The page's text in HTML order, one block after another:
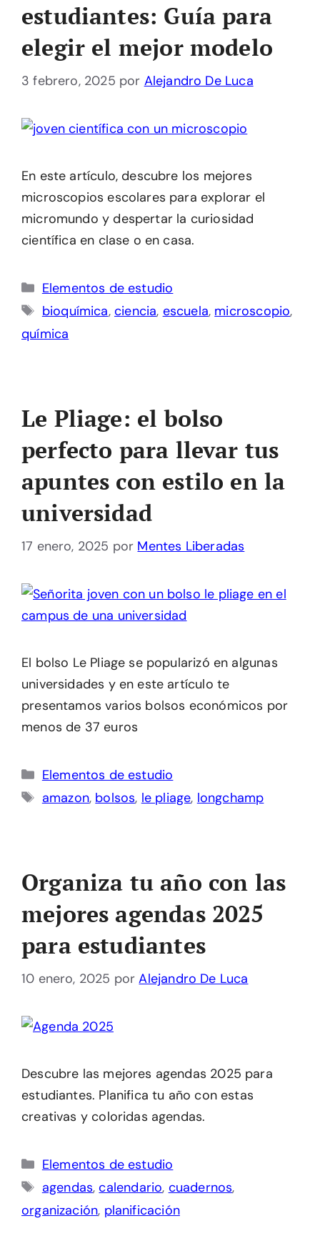
estudiantes: Guía para
elegir el mejor modelo
3 febrero, 2025 por Alejandro De Luca
En este artículo, descubre los mejores
microscopios escolares para explorar el
micromundo y despertar la curiosidad
científica en clase o en casa.
Categorías
Elementos de estudio
Etiquetas
bioquímica, ciencia, escuela, microscopio,
química
Le Pliage: el bolso
perfecto para llevar tus
apuntes con estilo en la
universidad
17 enero, 2025 por Mentes Liberadas
El bolso Le Pliage se popularizó en algunas
universidades y en este artículo te
presentamos varios bolsos económicos por
menos de 37 euros
Categorías
Elementos de estudio
Etiquetas
amazon, bolsos, le pliage, longchamp
Organiza tu año con las
mejores agendas 2025
para estudiantes
10 enero, 2025 porAlejandro De Luca
Descubre las mejores agendas 2025 para
estudiantes. Planifica tu año con estas
creativas y coloridas agendas.
Categorías
Elementos de estudio
Etiquetas
agendas,calendario, cuadernos,
organización, planificación